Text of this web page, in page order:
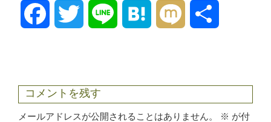
e t
コメントを残す
メールアドレスが公開されることはありません。 ※ が付